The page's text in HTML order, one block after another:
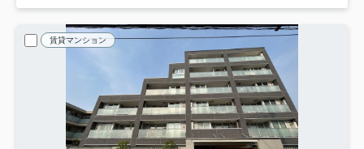
賃貸マンション